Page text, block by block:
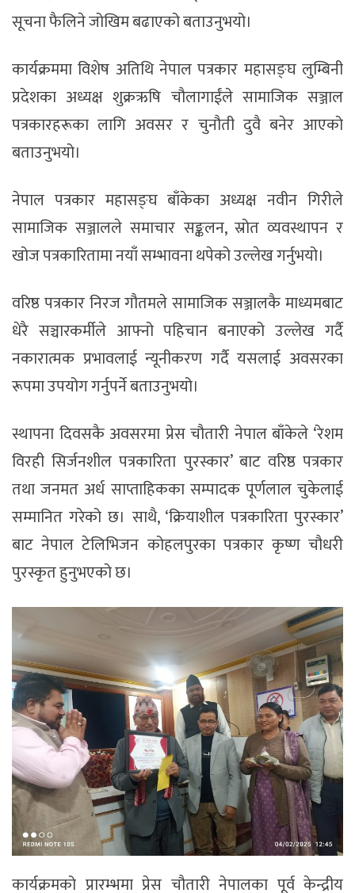
सूचना फैलिने जोखिम बढाएको बताउनुभयो।
कार्यक्रममा विशेष अतिथि नेपाल पत्रकार महासङ्घ लुम्बिनी
प्रदेशका अध्यक्ष शुक्रऋषि चौलागाईंले सामाजिक सञ्जाल
पत्रकारहरूका लागि अवसर र चुनौती दुवै बनेर आएको
बताउनुभयो।
नेपाल पत्रकार महासङ्घ बाँकेका अध्यक्ष नवीन गिरीले
सामाजिक सञ्जालले समाचार सङ्कलन, स्रोत व्यवस्थापन र
खोज पत्रकारितामा नयाँ सम्भावना थपेको उल्लेख गर्नुभयो।
वरिष्ठ पत्रकार निरज गौतमले सामाजिक सञ्जालकै माध्यमबाट
धेरै सञ्चारकर्मीले आफ्नो पहिचान बनाएको उल्लेख गर्दै
नकारात्मक प्रभावलाई न्यूनीकरण गर्दै यसलाई अवसरका
रूपमा उपयोग गर्नुपर्ने बताउनुभयो।
स्थापना दिवसकै अवसरमा प्रेस चौतारी नेपाल बाँकेले ‘रेशम
विरही सिर्जनशील पत्रकारिता पुरस्कार’ बाट वरिष्ठ पत्रकार
तथा जनमत अर्ध साप्ताहिकका सम्पादक पूर्णलाल चुकेलाई
सम्मानित गरेको छ। साथै, ‘क्रियाशील पत्रकारिता पुरस्कार’
बाट नेपाल टेलिभिजन कोहलपुरका पत्रकार कृष्ण चौधरी
पुरस्कृत हुनुभएको छ।
कार्यक्रमको प्रारम्भमा प्रेस चौतारी नेपालका पूर्व केन्द्रीय